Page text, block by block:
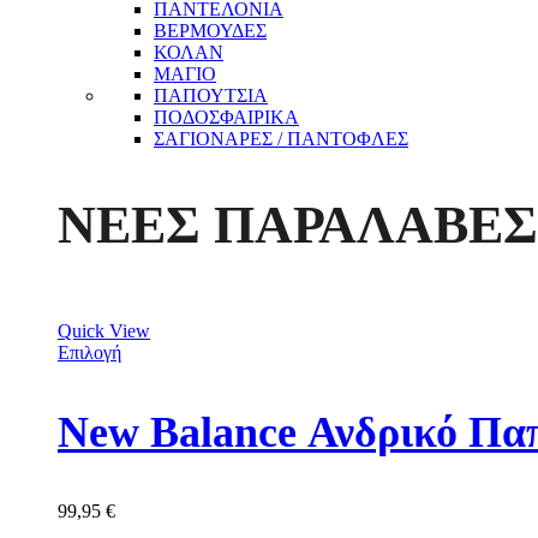
ΠΑΝΤΕΛΟΝΙΑ
ΒΕΡΜΟΥΔΕΣ
ΚΟΛΑΝ
ΜΑΓΙΟ
ΠΑΠΟΥΤΣΙΑ
ΠΟΔΟΣΦΑΙΡΙΚΑ
ΣΑΓΙΟΝΑΡΕΣ / ΠΑΝΤΟΦΛΕΣ
ΝΕΕΣ ΠΑΡΑΛΑΒΕΣ
Quick View
Επιλογή
New Balance Ανδρικό
99,95 €